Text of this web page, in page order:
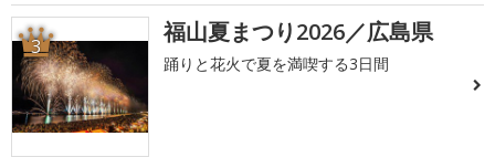
3 福山夏まつり2026／広島県
踊りと花火で夏を満喫する3日間